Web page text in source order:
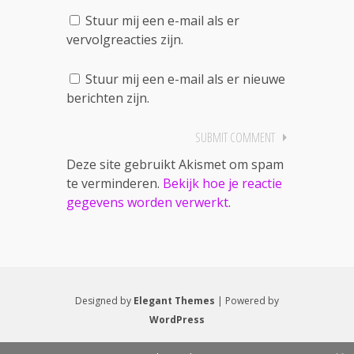
Stuur mij een e-mail als er
vervolgreacties zijn.
Stuur mij een e-mail als er nieuwe
berichten zijn.
Deze site gebruikt Akismet om spam
te verminderen. Bekijk hoe je reactie
gegevens worden verwerkt.
Designed by Elegant Themes | Powered by
WordPress